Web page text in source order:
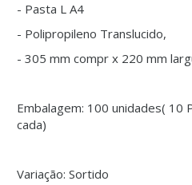
- Pasta L A4
- Polipropileno Translucido,
- 305 mm compr x 220 mm
Embalagem: 100 unidades( 10
cada)
Variação: Sortido